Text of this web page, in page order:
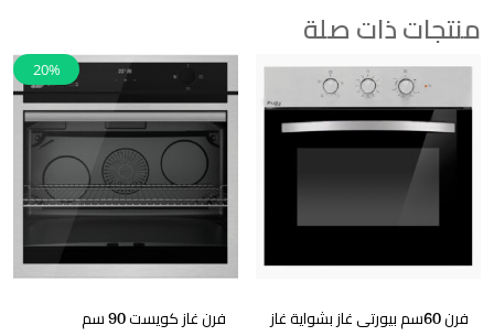
منتجات ذات صلة
فرن 60سم بيورتى غاز بشواية غاز
20%
فرن غاز كويست 90 سم